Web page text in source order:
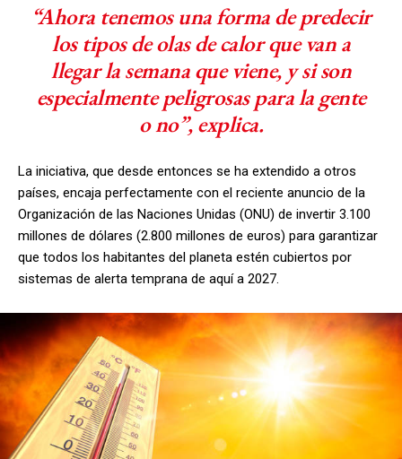
“Ahora tenemos una forma de predecir
los tipos de olas de calor que van a
llegar la semana que viene, y si son
especialmente peligrosas para la gente
o no”, explica.
La iniciativa, que desde entonces se ha extendido a otros
países, encaja perfectamente con el reciente anuncio de la
Organización de las Naciones Unidas (ONU) de invertir 3.100
millones de dólares (2.800 millones de euros) para garantizar
que todos los habitantes del planeta estén cubiertos por
sistemas de alerta temprana de aquí a 2027.